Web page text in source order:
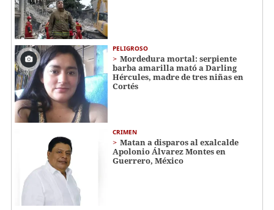
PELIGROSO
Mordedura mortal: serpiente
barba amarilla mató a Darling
Hércules, madre de tres niñas en
Cortés
CRIMEN
Matan a disparos al exalcalde
Apolonio Álvarez Montes en
Guerrero, México